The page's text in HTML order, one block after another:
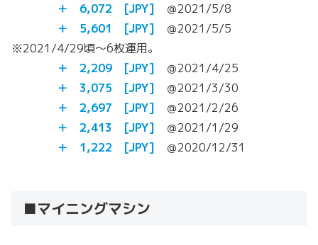
＋ 6,072 [JPY] ＠2021/5/8
＋ 5,601 [JPY] ＠2021/5/5
※2021/4/29頃～6枚運用。
＋ 2,209 [JPY] ＠2021/4/25
＋ 3,075 [JPY] ＠2021/3/30
＋ 2,697 [JPY] ＠2021/2/26
＋ 2,413 [JPY] ＠2021/1/29
＋ 1,222 [JPY] ＠2020/12/31
■マイニングマシン